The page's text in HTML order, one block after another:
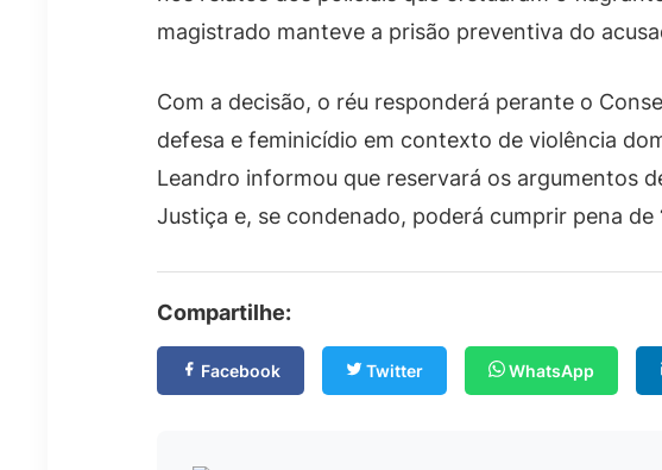
magistrado manteve a prisão preventiva do
Com a decisão, o réu responderá perante o
defesa e feminicídio em contexto de violência
Leandro informou que reservará os argumentos
Justiça e, se condenado, poderá cumprir pena de
Compartilhe:
Facebook Twitter WhatsApp